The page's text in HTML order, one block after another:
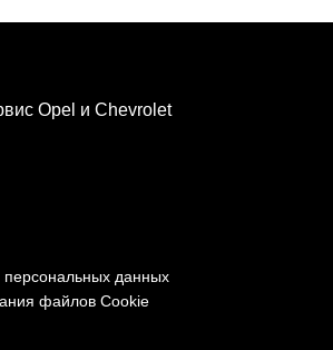
Opel и Chevrolet
персональных данных
файлов Cookie